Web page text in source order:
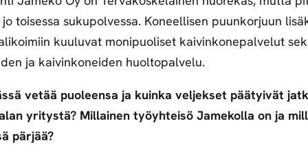
toisessa sukupolvessa. Koneellisen puunkorjuun
kuuluvat monipuoliset kaivinkonepalvelut
ja kaivinkoneiden huoltopalvelu.
vetää puoleensa ja kuinka veljekset päätyivät
yritystä? Millainen työyhteisö Jamekolla on ja
pärjää?